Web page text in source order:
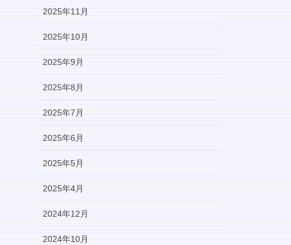
2025年11月
2025年10月
2025年9月
2025年8月
2025年7月
2025年6月
2025年5月
2025年4月
2024年12月
2024年10月